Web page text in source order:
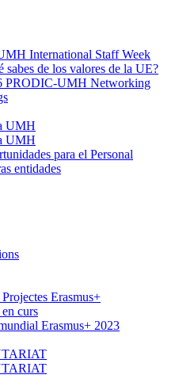
International Staff Week
sabes de los valores de la UE?
PRODIC-UMH Networking
UMH
UMH
para el Personal
entidades
Erasmus+
curs
Erasmus+ 2023